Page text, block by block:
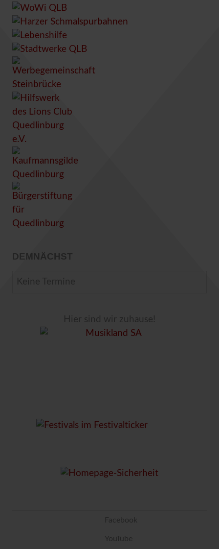
DEMNÄCHST
Keine Termine
Hier sind wir zuhause!
Facebook
YouTube